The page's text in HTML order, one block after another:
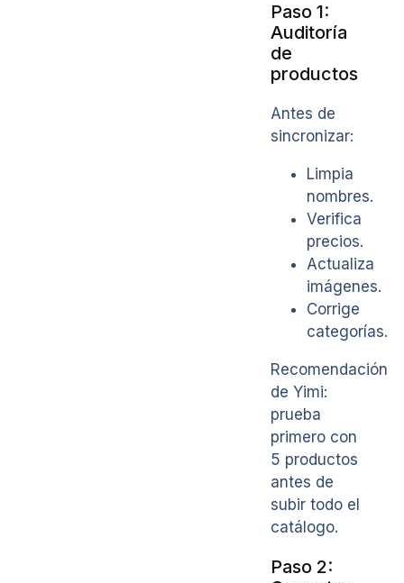
Paso 1:
Auditoría
de
productos
Antes de
sincronizar:
Limpia
nombres.
Verifica
precios.
Actualiza
imágenes.
Corrige
categorías.
Recomendación
de Yimi:
prueba
primero con
5 productos
antes de
subir todo el
catálogo.
Paso 2: